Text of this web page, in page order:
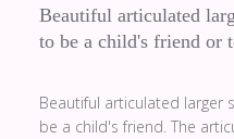
Beautiful articulated
to be a child's friend or
Beautiful articulated larger
be a child's friend. The